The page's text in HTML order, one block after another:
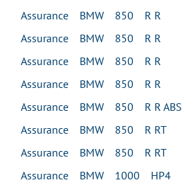
Assurance BMW 850 R R
Assurance BMW 850 R R
Assurance BMW 850 R R
Assurance BMW 850 R R
Assurance BMW 850 R R ABS
Assurance BMW 850 R RT
Assurance BMW 850 R RT
Assurance BMW 1000 HP4